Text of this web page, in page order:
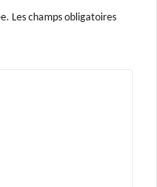
Les champs obligatoires